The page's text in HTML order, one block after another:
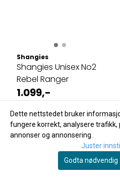
Shangies
Shangies Unisex No2
Rebel Ranger
1.099,-
Kjøp
Dette nettstedet bruker
fungere korrekt, analysere trafikk,
annonser og annonsering.
Juster
Godta nødvendig